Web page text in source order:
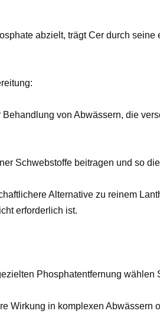
abzielt, trägt Cer durch
von Abwässern, die
Schwebstoffe beitragen und so
Alternative zu reinem
erforderlich ist.
Phosphatentfernung wählen
Wirkung in komplexen Abwässern